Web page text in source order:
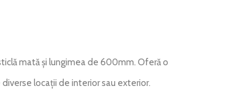
mată și lungimea de 600mm. Oferă o
locații de interior sau exterior.